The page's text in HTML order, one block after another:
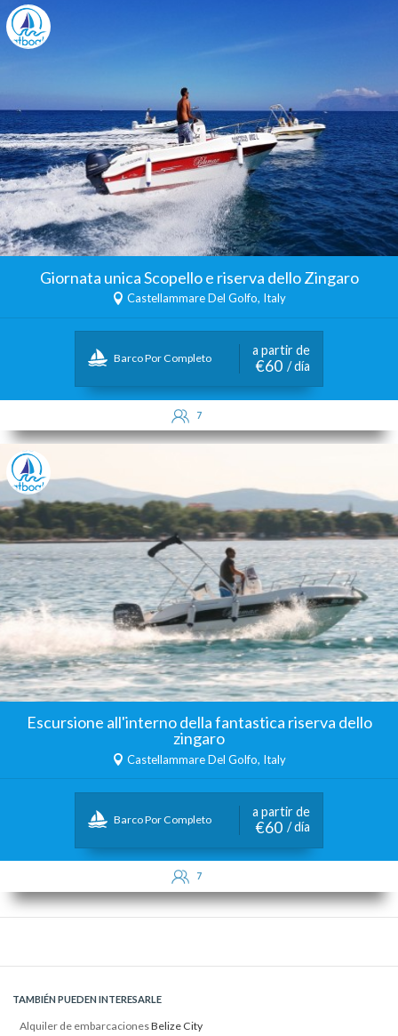
Giornata unica Scopello e riserva dello Zingaro
Castellammare Del Golfo, Italy
Barco Por Completo
a partir de
€60 / día
7
Escursione all'interno della fantastica riserva dello
zingaro
Castellammare Del Golfo, Italy
Barco Por Completo
a partir de
€60 / día
7
TAMBIÉN PUEDEN INTERESARLE
Alquiler de embarcacionesBelize City